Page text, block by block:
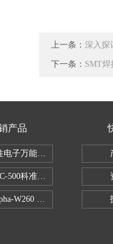
上一条： 深入探
下一条： SMT
产品
电子万能拉力机KZ-SSBC-500
500科准单柱电子万能试验
W260 半导体全自动推拉